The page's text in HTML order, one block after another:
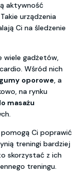
aktywność
urządzenia
Ci na śledzenie
wiele gadżetów,
Wśród nich
gumy oporowe, a
na rynku
masażu
Ci poprawić
treningi bardziej
skorzystać z ich
treningu.